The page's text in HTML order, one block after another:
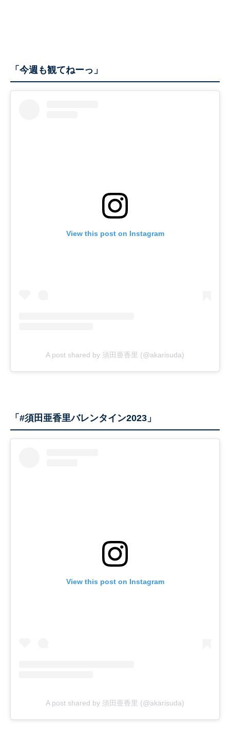
「今週も観てねーっ」
View this post on Instagram
A post shared by 須田亜香里 (@akarisuda)
「#須田亜香里バレンタイン2023」
View this post on Instagram
A post shared by 須田亜香里 (@akarisuda)